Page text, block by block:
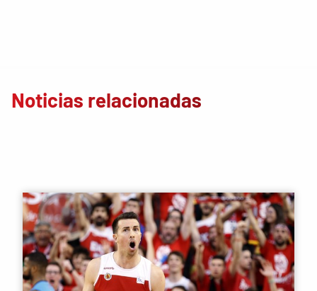
Noticias relacionadas